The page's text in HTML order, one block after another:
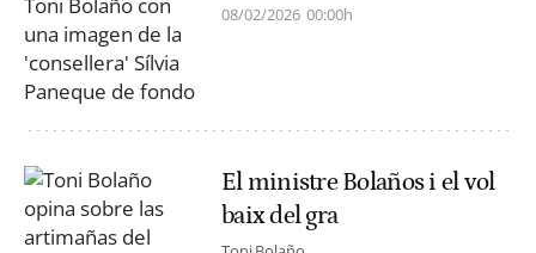
08/02/2026 00:00h
El ministre Bolaños i el vol
baix del gra